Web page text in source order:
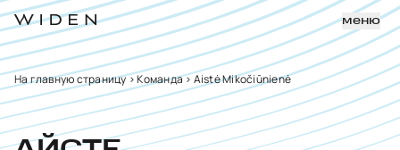
меню
На главную страницу>Команда>Aistė Mikočiūnienė